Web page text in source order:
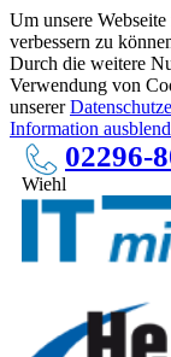
Um unsere
verbessern zu
Durch die weitere
Verwendung von
unserer
Information
02296-
Wiehl